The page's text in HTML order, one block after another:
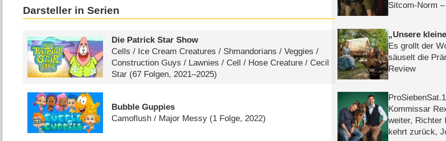
Darsteller in Serien
Die Patrick Star Show
Cells /​ Ice Cream Creatures /​ Shmandorians /​ Veggies /​
Construction Guys /​ Lawnies /​ Cell /​ Hose Creature /​ Cecil
Star (67 Folgen, 2021–2025)
Bubble Guppies
Camoflush /​ Major Messy (1 Folge, 2022)
Sitcom-Norm
Unsere
Es grollt der
säuselt die
Review
Kommissar
weiter, Richter
kehrt zurück,